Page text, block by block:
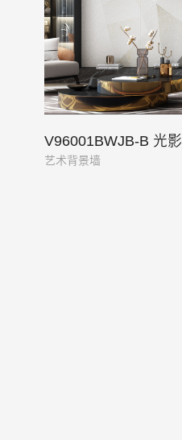
V96001BWJB-B 光影
艺术背景墙